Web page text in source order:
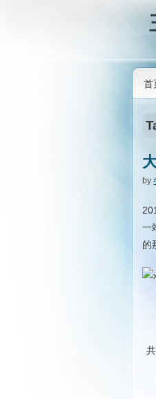
首
by
一
的